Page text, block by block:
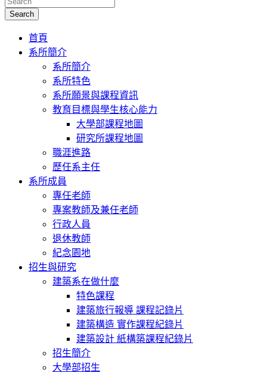
Search
首頁
系所簡介
系所簡介
系所特色
系所願景與課程資訊
教育目標與學生核心能力
大學部課程地圖
研究所課程地圖
職涯進路
歷任系主任
系所成員
專任老師
專案教師及兼任老師
行政人員
退休教師
紀念園地
招生與研究
建築系在做什麼
特色課程
建築旅行報導 課程記錄片
建築構造 實作課程紀錄片
建築設計 紙構築課程紀錄片
招生簡介
大學部招生